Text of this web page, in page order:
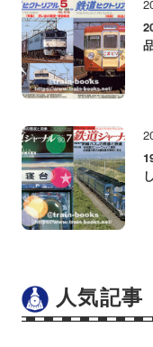
人気記事